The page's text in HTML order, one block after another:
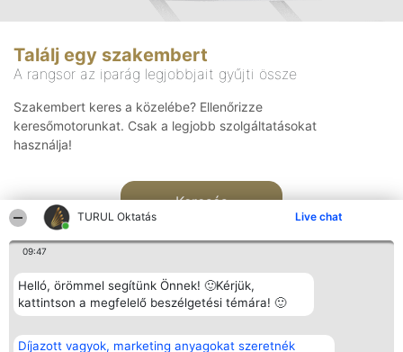
TURUL Oktatás Live chat
09:47
Helló, örömmel segítünk Önnek! 🙂Kérjük,
kattintson a megfelelő beszélgetési témára! 🙂
Díjazott vagyok, marketing anyagokat szeretnék
Találj egy szakembert
A rangsor az iparág legjobbjait gyűjti össze
Szakembert keres a közelébe? Ellenőrizze
keresőmotorunkat. Csak a legjobb szolgáltatásokat
használja!
Keresés
Rangsorszervező
SC Beautiful Company S.R.L.
Népszavazás
Nyertesek
Elérhetőség
Elérhetőség